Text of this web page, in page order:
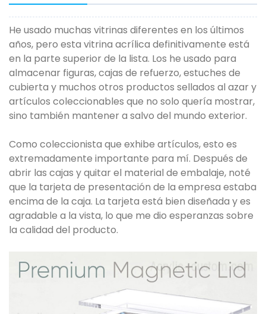
He usado muchas vitrinas diferentes en los últimos
años, pero esta vitrina acrílica definitivamente está
en la parte superior de la lista. Los he usado para
almacenar figuras, cajas de refuerzo, estuches de
cubierta y muchos otros productos sellados al azar y
artículos coleccionables que no solo quería mostrar,
sino también mantener a salvo del mundo exterior.
Como coleccionista que exhibe artículos, esto es
extremadamente importante para mí. Después de
abrir las cajas y quitar el material de embalaje, noté
que la tarjeta de presentación de la empresa estaba
encima de la caja. La tarjeta está bien diseñada y es
agradable a la vista, lo que me dio esperanzas sobre
la calidad del producto.